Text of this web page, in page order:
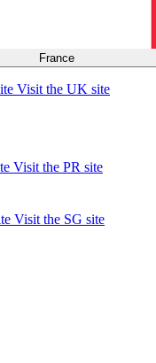
France
Visit the UK site
Visit the PR site
Visit the SG site